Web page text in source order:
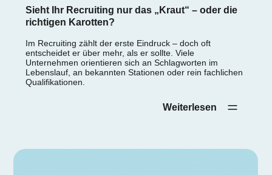
Sieht Ihr Recruiting nur das „Kraut“ – oder die
richtigen Karotten?
Im Recruiting zählt der erste Eindruck – doch oft
entscheidet er über mehr, als er sollte. Viele
Unternehmen orientieren sich an Schlagworten im
Lebenslauf, an bekannten Stationen oder rein fachlichen
Qualifikationen.
Weiterlesen‎ ‎ ‎ ‎ ‎